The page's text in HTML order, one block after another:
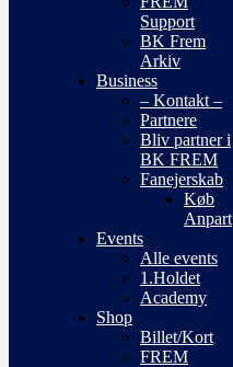
Support
BK Frem
Arkiv
Business
– Kontakt –
Partnere
Bliv partner i
BK FREM
Fanejerskab
Køb
Anpart
Events
Alle events
1.Holdet
Academy
Shop
Billet/Kort
FREM